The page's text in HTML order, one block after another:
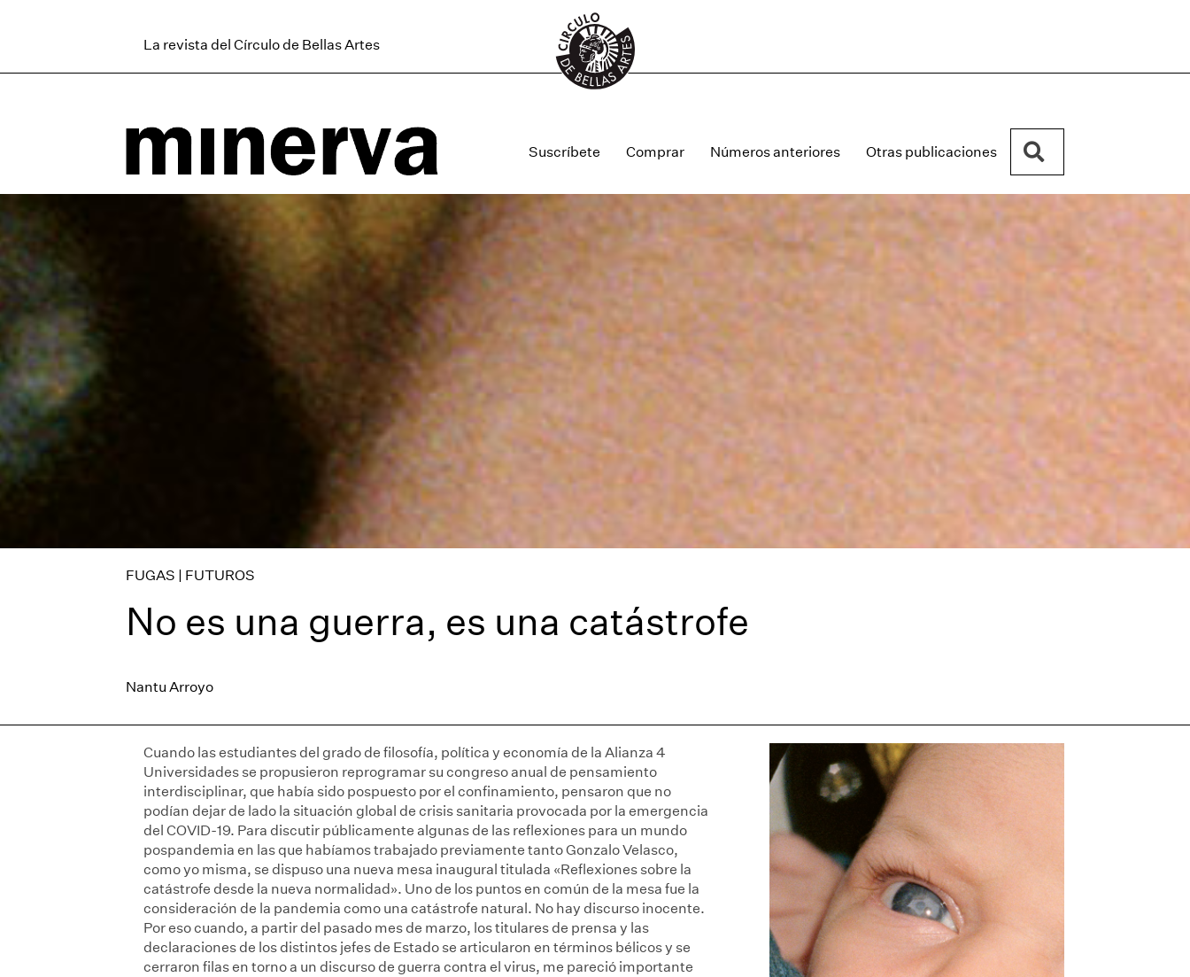
La revista del Círculo de Bellas Artes
Suscríbete Comprar Números anteriores Otras publicaciones
FUGAS | FUTUROS
No es una guerra, es una catástrofe
Nantu Arroyo
Cuando las estudiantes del grado de filosofía, política y economía de la Alianza 4
Universidades se propusieron reprogramar su congreso anual de pensamiento
interdisciplinar, que había sido pospuesto por el confinamiento, pensaron que no
podían dejar de lado la situación global de crisis sanitaria provocada por la emergencia
del COVID-19. Para discutir públicamente algunas de las reflexiones para un mundo
pospandemia en las que habíamos trabajado previamente tanto Gonzalo Velasco,
como yo misma, se dispuso una nueva mesa inaugural titulada «Reflexiones sobre la
catástrofe desde la nueva normalidad». Uno de los puntos en común de la mesa fue la
consideración de la pandemia como una catástrofe natural. No hay discurso inocente.
Por eso cuando, a partir del pasado mes de marzo, los titulares de prensa y las
declaraciones de los distintos jefes de Estado se articularon en términos bélicos y se
cerraron filas en torno a un discurso de guerra contra el virus, me pareció importante